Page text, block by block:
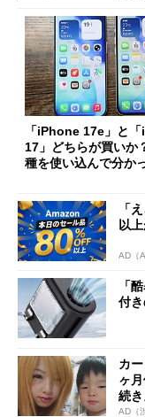
「iPhone 17e」と
17」どちらが買い
種を使い込んで分か
「
以
AD（
「
付
カ
ヶ
続き
AD（